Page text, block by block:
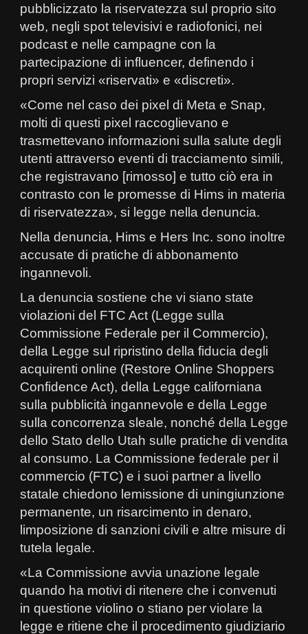
pubblicizzato la riservatezza sul proprio sito
web, negli spot televisivi e radiofonici, nei
podcast e nelle campagne con la
partecipazione di influencer, definendo i
propri servizi «riservati» e «discreti».
«Come nel caso dei pixel di Meta e Snap,
molti di questi pixel raccoglievano e
trasmettevano informazioni sulla salute degli
utenti attraverso eventi di tracciamento simili,
che registravano [rimosso] e tutto ciò era in
contrasto con le promesse di Hims in materia
di riservatezza», si legge nella denuncia.
Nella denuncia, Hims e Hers Inc. sono inoltre
accusate di pratiche di abbonamento
ingannevoli.
La denuncia sostiene che vi siano state
violazioni del FTC Act (Legge sulla
Commissione Federale per il Commercio),
della Legge sul ripristino della fiducia degli
acquirenti online (Restore Online Shoppers
Confidence Act), della Legge californiana
sulla pubblicità ingannevole e della Legge
sulla concorrenza sleale, nonché della Legge
dello Stato dello Utah sulle pratiche di vendita
al consumo. La Commissione federale per il
commercio (FTC) e i suoi partner a livello
statale chiedono lemissione di uningiunzione
permanente, un risarcimento in denaro,
limposizione di sanzioni civili e altre misure di
tutela legale.
«La Commissione avvia unazione legale
quando ha motivi di ritenere che i convenuti
in questione violino o stiano per violare la
legge e ritiene che il procedimento giudiziario